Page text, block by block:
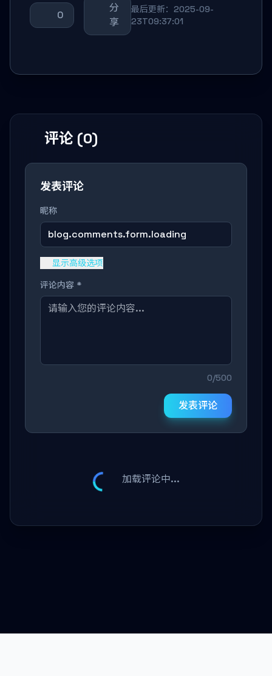
0
分
享
最后更新：2025-09-
23T09:37:01
评论 (0)
发表评论
昵称
blog.comments.form.loading
显示高级选项
评论内容 *
0/500
发表评论
加载评论中...